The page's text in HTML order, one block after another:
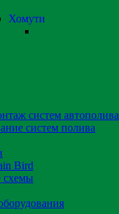
Хомути
систем автополива
систем полива
Bird